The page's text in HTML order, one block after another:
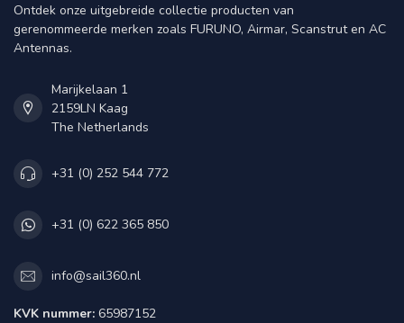
Ontdek onze uitgebreide collectie producten van
gerenommeerde merken zoals FURUNO, Airmar, Scanstrut en AC
Antennas.
Marijkelaan 1
2159LN Kaag
The Netherlands
+31 (0) 252 544 772
+31 (0) 622 365 850
info@sail360.nl
KVK nummer: 65987152